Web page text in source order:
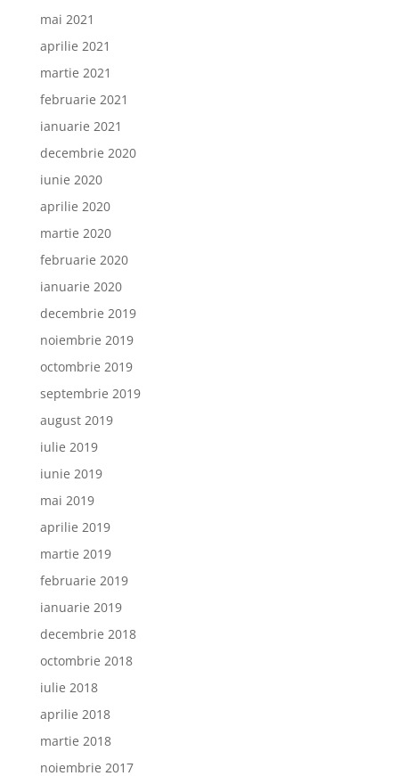
mai 2021
aprilie 2021
martie 2021
februarie 2021
ianuarie 2021
decembrie 2020
iunie 2020
aprilie 2020
martie 2020
februarie 2020
ianuarie 2020
decembrie 2019
noiembrie 2019
octombrie 2019
septembrie 2019
august 2019
iulie 2019
iunie 2019
mai 2019
aprilie 2019
martie 2019
februarie 2019
ianuarie 2019
decembrie 2018
octombrie 2018
iulie 2018
aprilie 2018
martie 2018
noiembrie 2017